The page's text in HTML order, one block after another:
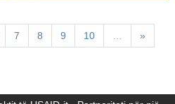
7 8 9 10 »